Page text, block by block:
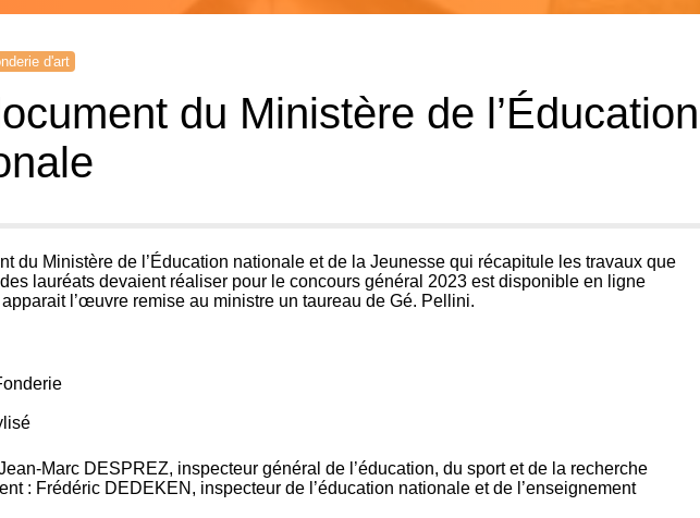
d'art
du Ministère de l’Éducation
du Ministère de l’Éducation nationale et de la Jeunessequi récapitule les travaux que
des lauréats devaient réaliser pour le concours général 2023 est disponible en ligne
l’œuvre remise au ministre un taureau de Gé. Pellini.
Marc DESPREZ, inspecteur général de l’éducation, du sport et de la recherche
: Frédéric DEDEKEN, inspecteur de l’éducation nationale et de l’enseignement